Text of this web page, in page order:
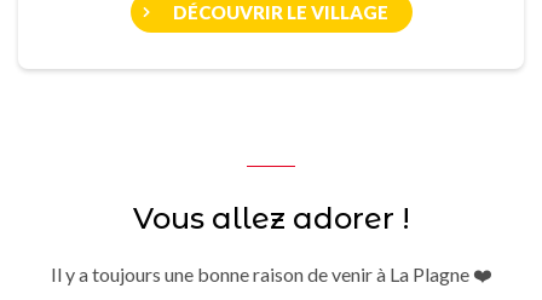
DÉCOUVRIR LE VILLAGE
Vous allez adorer !
Il y a toujours une bonne raison de venir à La Plagne ❤️